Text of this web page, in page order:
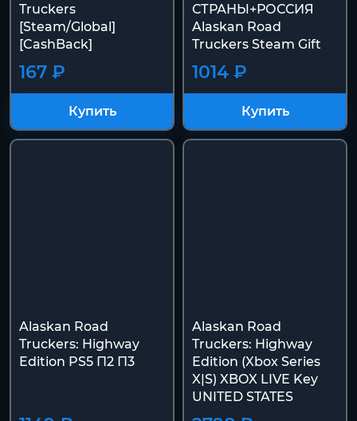
Truckers
[Steam/Global]
[CashBack]
167 ₽
Купить
СТРАНЫ+РОССИЯ
Alaskan Road
Truckers Steam Gift
1014 ₽
Купить
Alaskan Road
Truckers: Highway
Edition PS5 П2 П3
Alaskan Road
Truckers: Highway
Edition (Xbox Series
X|S) XBOX LIVE Key
UNITED STATES